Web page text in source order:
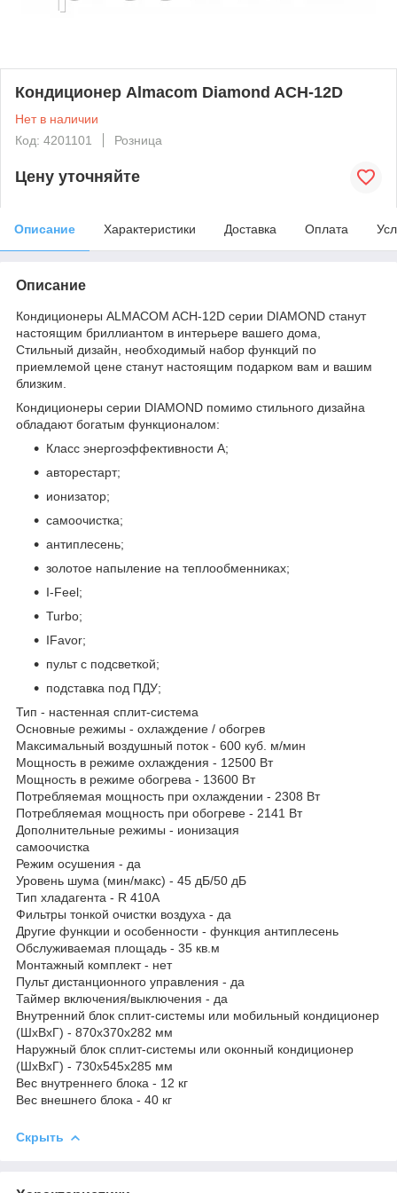
Кондиционер Almacom Diamond ACH-12D
Нет в наличии
Код: 4201101
Розница
Цену уточняйте
Описание Характеристики Доставка Оплата
Описание
Кондиционеры ALMACOM ACH-12D серии DIAMOND станут
настоящим бриллиантом в интерьере вашего дома,
Стильный дизайн, необходимый набор функций по
приемлемой цене станут настоящим подарком вам и вашим
близким.
Кондиционеры серии DIAMOND помимо стильного дизайна
обладают богатым функционалом:
Класс энергоэффективности А;
авторестарт;
ионизатор;
самоочистка;
антиплесень;
золотое напыление на теплообменниках;
I-Feel;
Turbo;
IFavor;
пульт с подсветкой;
подставка под ПДУ;
Тип - настенная сплит-система
Основные режимы - охлаждение / обогрев
Максимальный воздушный поток - 600 куб. м/мин
Мощность в режиме охлаждения - 12500 Вт
Мощность в режиме обогрева - 13600 Вт
Потребляемая мощность при охлаждении - 2308 Вт
Потребляемая мощность при обогреве - 2141 Вт
Дополнительные режимы - ионизация
самоочистка
Режим осушения - да
Уровень шума (мин/макс) - 45 дБ/50 дБ
Тип хладагента - R 410A
Фильтры тонкой очистки воздуха - да
Другие функции и особенности - функция антиплесень
Обслуживаемая площадь - 35 кв.м
Монтажный комплект - нет
Пульт дистанционного управления - да
Таймер включения/выключения - да
Внутренний блок сплит-системы или мобильный кондиционер
(ШxВxГ) - 870х370х282 мм
Наружный блок сплит-системы или оконный кондиционер
(ШxВxГ) - 730х545х285 мм
Вес внутреннего блока - 12 кг
Вес внешнего блока - 40 кг
Скрыть